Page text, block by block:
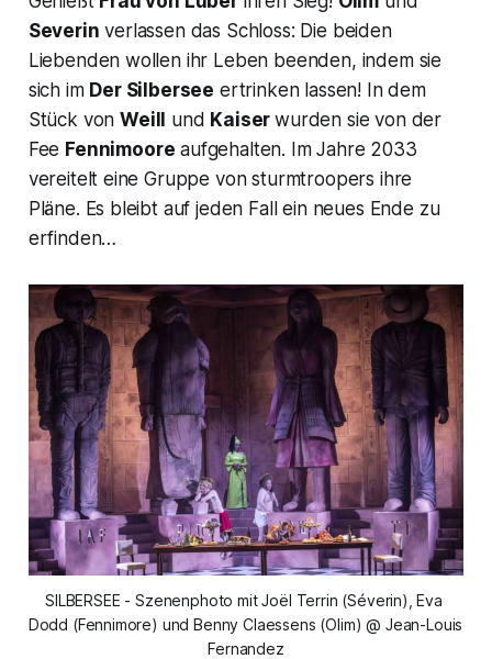
Severin verlassen das Schloss: Die beiden
Liebenden wollen ihr Leben beenden, indem sie
sich im Der Silbersee ertrinken lassen! In dem
Stück vonWeill und Kaiserwurden sie von der
Fee Fennimoore aufgehalten. Im Jahre 2033
vereitelt eine Gruppe vonsturmtroopers ihre
Pläne. Es bleibt auf jeden Fall ein neues Ende zu
erfinden…
SILBERSEE - Szenenphoto mit Joël Terrin (Séverin), Eva
Dodd (Fennimore) und Benny Claessens (Olim) @ Jean-Louis
Fernandez